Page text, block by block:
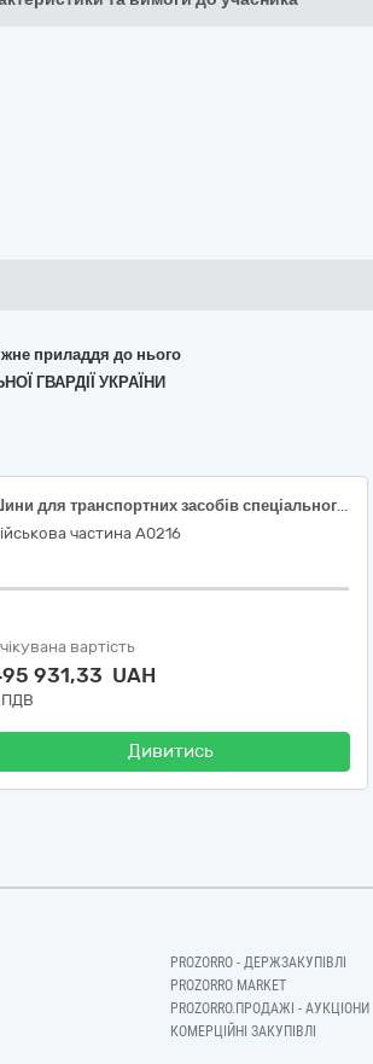
приладдя до нього
ГВАРДІЇ УКРАЇНИ
Шини для транспортних засобів спеціального призначення
частина А0216
вартість
931,33 UAH
ПДВ
Дивитись
PROZORRO - ДЕРЖЗАКУПІВЛІ
PROZORRO MARKET
PROZORRO.ПРОДАЖІ - АУКЦІОНИ
КОМЕРЦІЙНІ ЗАКУПІВЛІ